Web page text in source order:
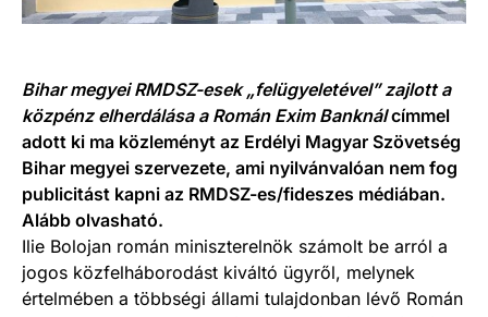
Bihar megyei RMDSZ-esek „felügyeletével” zajlott a
közpénz elherdálása a Román Exim Banknálcímmel
adott ki ma közleményt az Erdélyi Magyar Szövetség
Bihar megyei szervezete, ami nyilvánvalóan nem fog
publicitást kapni az RMDSZ-es/fideszes médiában.
Alább olvasható.
Ilie Bolojan román miniszterelnök számolt be arról a
jogos közfelháborodást kiváltó ügyről, melynek
értelmében a többségi állami tulajdonban lévő Román